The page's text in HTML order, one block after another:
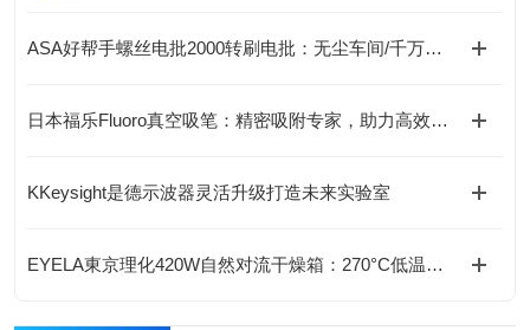
ASA好帮手螺丝电批2000转刷电批：无尘车间/千万次刹车的工业神器
日本福乐Fluoro真空吸笔：精密吸附专家，助力高效无损操作
KKeysight是德示波器灵活升级打造未来实验室
EYELA東京理化420W自然对流干燥箱：270°C低温防爆型，标配实验室安全之选“